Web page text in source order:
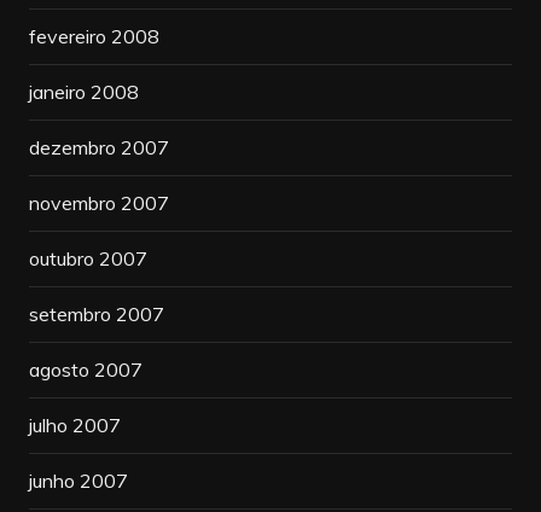
fevereiro 2008
janeiro 2008
dezembro 2007
novembro 2007
outubro 2007
setembro 2007
agosto 2007
julho 2007
junho 2007